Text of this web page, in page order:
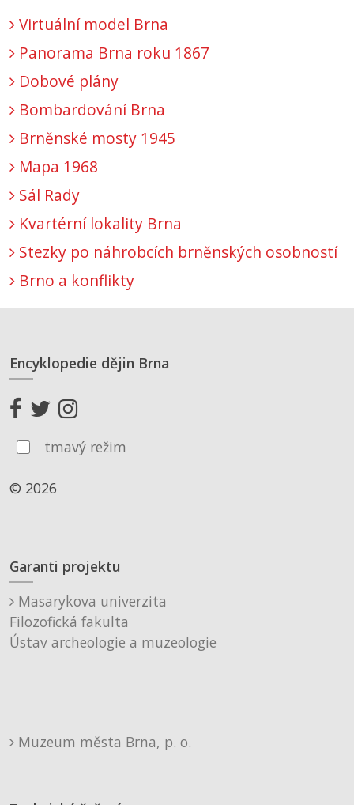
Virtuální model Brna
Panorama Brna roku 1867
Dobové plány
Bombardování Brna
Brněnské mosty 1945
Mapa 1968
Sál Rady
Kvartérní lokality Brna
Stezky po náhrobcích brněnských osobností
Brno a konflikty
Encyklopedie dějin Brna
tmavý režim
© 2026
Garanti projektu
Masarykova univerzita
Filozofická fakulta
Ústav archeologie a muzeologie
Muzeum města Brna, p. o.